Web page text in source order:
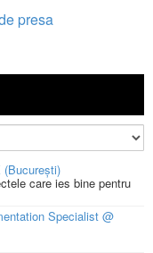
presa
(București)
care ies bine pentru
Specialist @